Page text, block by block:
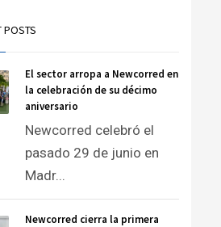
POSTS
El sector arropa a Newcorred en
la celebración de su décimo
aniversario
Newcorred celebró el
pasado 29 de junio en
Madr...
Newcorred cierra la primera